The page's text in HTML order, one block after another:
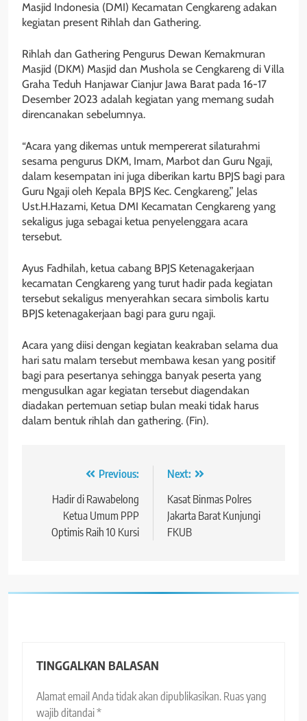
Masjid Indonesia (DMI) Kecamatan Cengkareng adakan
kegiatan present Rihlah dan Gathering.
Rihlah dan Gathering Pengurus Dewan Kemakmuran
Masjid (DKM) Masjid dan Mushola se Cengkareng di Villa
Graha Teduh Hanjawar Cianjur Jawa Barat pada 16-17
Desember 2023 adalah kegiatan yang memang sudah
direncanakan sebelumnya.
“Acara yang dikemas untuk mempererat silaturahmi
sesama pengurus DKM, Imam, Marbot dan Guru Ngaji,
dalam kesempatan ini juga diberikan kartu BPJS bagi para
Guru Ngaji oleh Kepala BPJS Kec. Cengkareng,” Jelas
Ust.H.Hazami, Ketua DMI Kecamatan Cengkareng yang
sekaligus juga sebagai ketua penyelenggara acara
tersebut.
Ayus Fadhilah, ketua cabang BPJS Ketenagakerjaan
kecamatan Cengkareng yang turut hadir pada kegiatan
tersebut sekaligus menyerahkan secara simbolis kartu
BPJS ketenagakerjaan bagi para guru ngaji.
Acara yang diisi dengan kegiatan keakraban selama dua
hari satu malam tersebut membawa kesan yang positif
bagi para pesertanya sehingga banyak peserta yang
mengusulkan agar kegiatan tersebut diagendakan
diadakan pertemuan setiap bulan meaki tidak harus
dalam bentuk rihlah dan gathering. (Fin).
Navigasi
pos
Previous:
Hadir di Rawabelong
Ketua Umum PPP
Optimis Raih 10 Kursi
Next:
Kasat Binmas Polres
Jakarta Barat Kunjungi
FKUB
TINGGALKAN BALASAN
Alamat email Anda tidak akan dipublikasikan. Ruas yang
wajib ditandai*